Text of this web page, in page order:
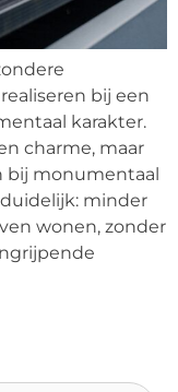
bij een
karakter.
charme, maar
bij monumentaal
minder
wonen, zonder